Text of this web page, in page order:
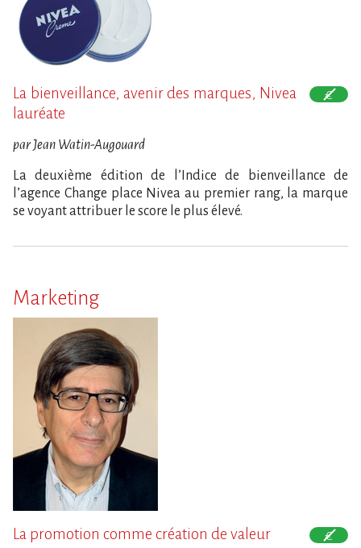
La bienveillance, avenir des marques, Nivea
lauréate
par Jean Watin-Augouard
La deuxième édition de l’Indice de bienveillance de
l’agence Change place Nivea au premier rang, la marque
se voyant attribuer le score le plus élevé.
Marketing
La promotion comme création de valeur